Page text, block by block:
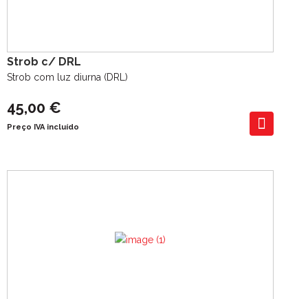
Strob c/ DRL
Strob com luz diurna (DRL)
45,00 €
Preço IVA incluído